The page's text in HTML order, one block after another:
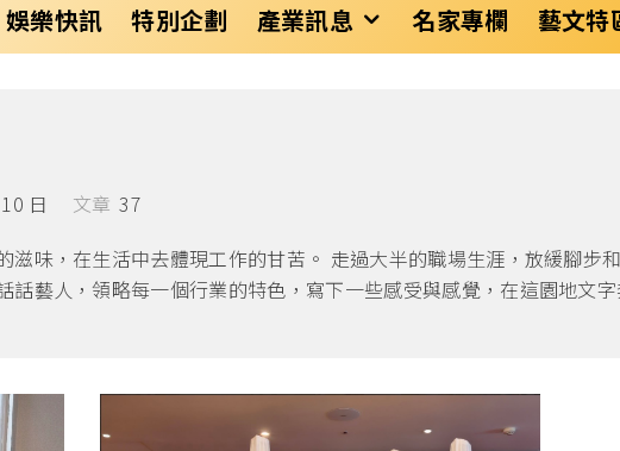
娛樂快訊 特別企劃 產業訊息 名家專欄 藝文特
日 文章 37
滋味，在生活中去體現工作的甘苦。 走過大半的職場生涯，放緩腳步
話藝人，領略每一個行業的特色，寫下一些感受與感覺，在這園地文字